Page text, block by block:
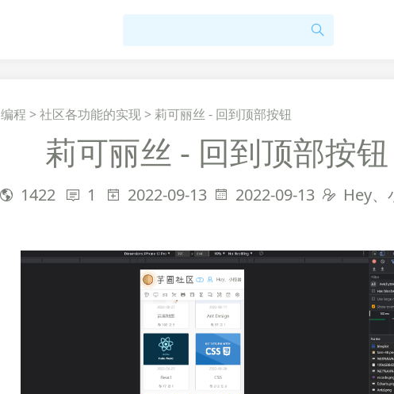
编程 >社区各功能的实现 >莉可丽丝 - 回到顶部按钮
莉可丽丝 - 回到顶部按钮
1422 1 2022-09-13 2022-09-13 Hey、